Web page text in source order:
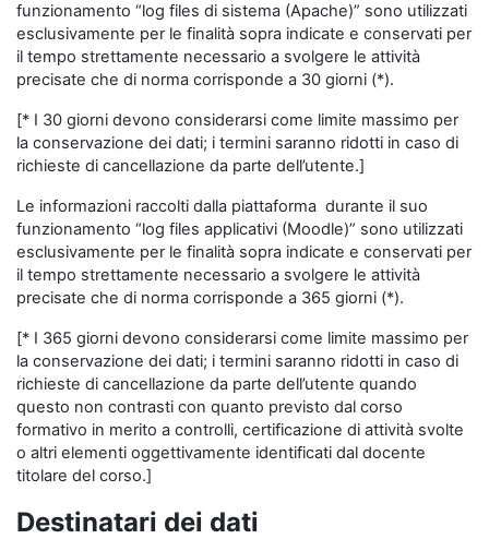
funzionamento “log files di sistema (Apache)” sono utilizzati
esclusivamente per le finalità sopra indicate e conservati per
il tempo strettamente necessario a svolgere le attività
precisate che di norma corrisponde a 30 giorni (*).
[* I 30 giorni devono considerarsi come limite massimo per
la conservazione dei dati; i termini saranno ridotti in caso di
richieste di cancellazione da parte dell’utente.]
Le informazioni raccolti dalla piattaforma durante il suo
funzionamento “log files applicativi (Moodle)” sono utilizzati
esclusivamente per le finalità sopra indicate e conservati per
il tempo strettamente necessario a svolgere le attività
precisate che di norma corrisponde a 365 giorni (*).
[* I 365 giorni devono considerarsi come limite massimo per
la conservazione dei dati; i termini saranno ridotti in caso di
richieste di cancellazione da parte dell’utente quando
questo non contrasti con quanto previsto dal corso
formativo in merito a controlli, certificazione di attività svolte
o altri elementi oggettivamente identificati dal docente
titolare del corso.]
Destinatari dei dati